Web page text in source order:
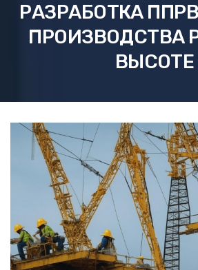
РАЗРАБОТКА
ПРОИЗВОДСТВА
ВЫСОТЕ